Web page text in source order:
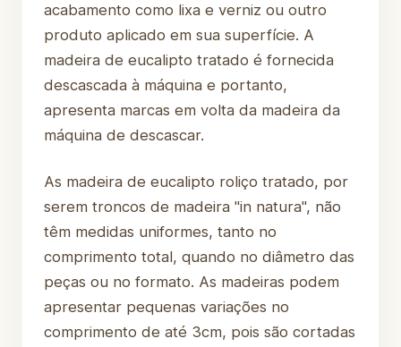
acabamento como lixa e verniz ou outro
produto aplicado em sua superfície. A
madeira de eucalipto tratado é fornecida
descascada à máquina e portanto,
apresenta marcas em volta da madeira da
máquina de descascar.
As madeira de eucalipto roliço tratado, por
serem troncos de madeira "in natura", não
têm medidas uniformes, tanto no
comprimento total, quando no diâmetro das
peças ou no formato. As madeiras podem
apresentar pequenas variações no
comprimento de até 3cm, pois são cortadas